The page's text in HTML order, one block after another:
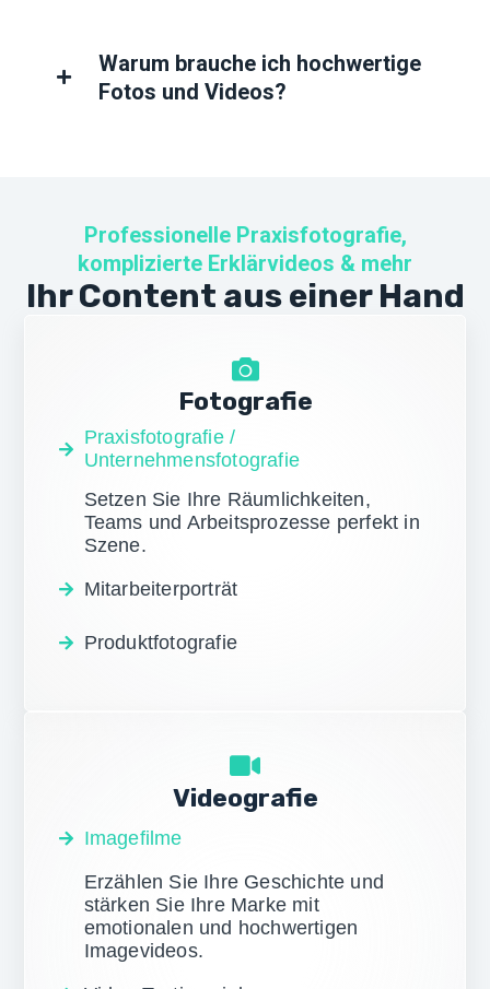
Warum brauche ich hochwertige
Fotos und Videos?
Professionelle Praxisfotografie,
komplizierte Erklärvideos & mehr
Ihr Content aus einer Hand
Fotografie
Praxisfotografie /
Unternehmensfotografie
Setzen Sie Ihre Räumlichkeiten,
Teams und Arbeitsprozesse perfekt in
Szene.
Mitarbeiterporträt
Produktfotografie
Videografie
Imagefilme
Erzählen Sie Ihre Geschichte und
stärken Sie Ihre Marke mit
emotionalen und hochwertigen
Imagevideos.